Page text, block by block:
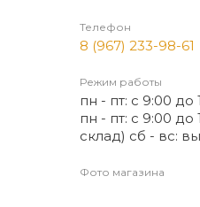
Телефон
8 (967) 233-98-61
Режим работы
пн - пт: с 9:00 до
пн - пт: с 9:00 до
склад) сб - вс:
Фото магазина